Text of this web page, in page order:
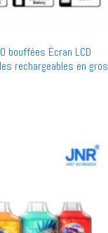
bouffées Écran LCD
rechargeables en gros